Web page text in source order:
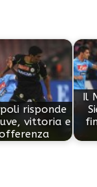
risponde
vittoria e
Il